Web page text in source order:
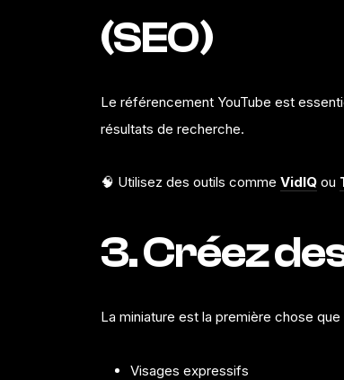
(SEO)
Le référencement YouTube est
résultats de recherche.
🧠 Utilisez des outils comme VidIQ ou
3. Créez
La miniature est la première chose
Visages expressifs